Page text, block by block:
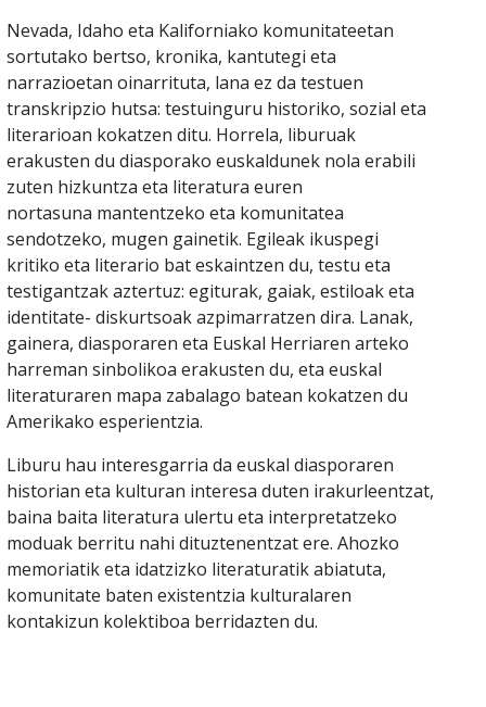
Nevada, Idaho eta Kaliforniako komunitateetan
sortutako bertso, kronika, kantutegi eta
narrazioetan oinarrituta, lana ez da testuen
transkripzio hutsa: testuinguru historiko, sozial eta
literarioan kokatzen ditu. Horrela, liburuak
erakusten du diasporako euskaldunek nola erabili
zuten hizkuntza eta literatura euren
nortasuna mantentzeko eta komunitatea
sendotzeko, mugen gainetik. Egileak ikuspegi
kritiko eta literario bat eskaintzen du, testu eta
testigantzak aztertuz: egiturak, gaiak, estiloak eta
identitate- diskurtsoak azpimarratzen dira. Lanak,
gainera, diasporaren eta Euskal Herriaren arteko
harreman sinbolikoa erakusten du, eta euskal
literaturaren mapa zabalago batean kokatzen du
Amerikako esperientzia.
Liburu hau interesgarria da euskal diasporaren
historian eta kulturan interesa duten irakurleentzat,
baina baita literatura ulertu eta interpretatzeko
moduak berritu nahi dituztenentzat ere. Ahozko
memoriatik eta idatzizko literaturatik abiatuta,
komunitate baten existentzia kulturalaren
kontakizun kolektiboa berridazten du.